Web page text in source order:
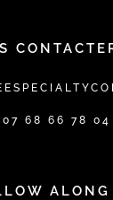
07 68 66 78 04
ALONG